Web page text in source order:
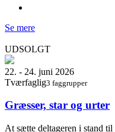
Se mere
UDSOLGT
22. - 24. juni 2026
Tværfaglig3 faggrupper
Græsser, star og urter
At sætte deltageren i stand